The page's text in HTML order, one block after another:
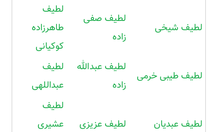
لطیف شیخی
لطیف صفی
زاده
لطیف
طاهرزاده
کوکیانی
لطیف طیبی خرمی
لطیف عبدالله
زاده
لطیف
عبداللهی
لطیف عبدیان لطیف عزیزی
لطیف
عشیری